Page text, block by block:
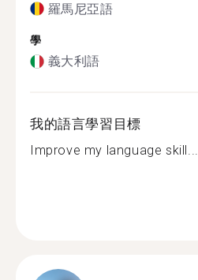
羅馬尼亞語
學
義大利語
我的語言學習目標
Improve my language skill...